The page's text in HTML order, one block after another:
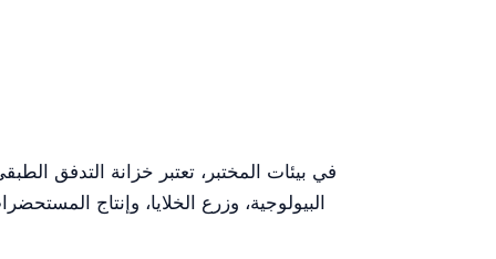
في بيئات المختبر، تعتبر خزانة التدفق
البيولوجية، وزرع الخلايا، وإنتاج